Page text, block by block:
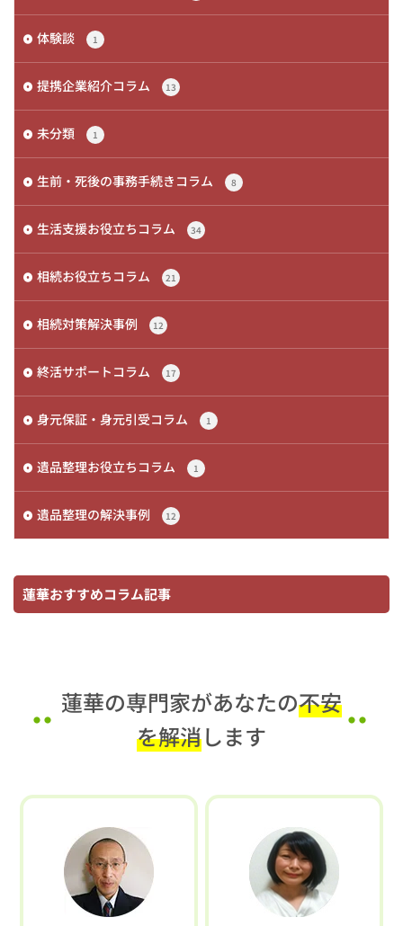
体験談 1
提携企業紹介コラム 13
未分類 1
生前・死後の事務手続きコラム 8
生活支援お役立ちコラム 34
相続お役立ちコラム 21
相続対策解決事例 12
終活サポートコラム 17
身元保証・身元引受コラム 1
遺品整理お役立ちコラム 1
遺品整理の解決事例 12
蓮華おすすめコラム記事
蓮華の専門家があなたの不安
を解消します